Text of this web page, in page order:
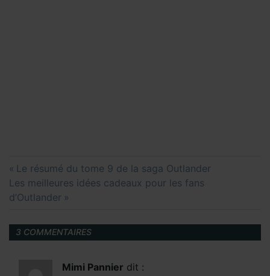
Navigation
de
l’article
Previous
Post:
Le résumé du tome 9 de la saga Outlander
Next
Post:
Les meilleures idées cadeaux pour les fans
d’Outlander
3 COMMENTAIRES
Mimi Pannier dit :